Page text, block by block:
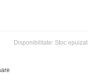
Disponibilitate: Stoc epuizat